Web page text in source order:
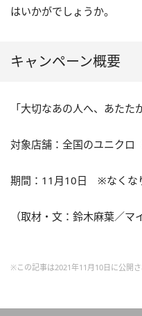
はいかがでしょうか。
キャンペーン概要
「大切なあの人へ、あた
対象店舗：全国のユニクロ
期間：11月10日 ※なくな
（取材・文：鈴木麻葉／マ
※この記事は2021年11月10日に公開